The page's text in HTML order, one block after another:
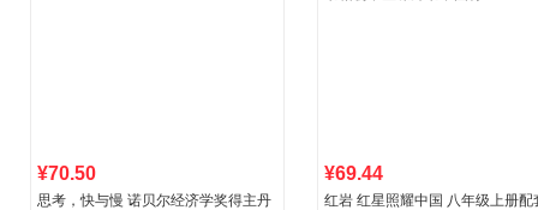
¥70.50
思考，快与慢 诺贝尔经济学奖得主丹
¥69.44
红岩 红星照耀中国 八年级上册配